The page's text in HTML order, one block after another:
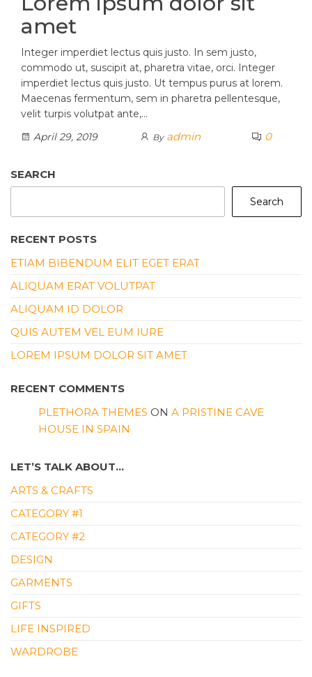
amet
Integer imperdiet lectus quis justo. In sem justo,
commodo ut, suscipit at, pharetra vitae, orci. Integer
imperdiet lectus quis justo. Ut tempus purus at lorem.
Maecenas fermentum, sem in pharetra pellentesque,
velit turpis volutpat ante,…
April 29, 2019
By admin 0
SEARCH
Search
RECENT POSTS
ETIAM BIBENDUM ELIT EGET ERAT
ALIQUAM ERAT VOLUTPAT
ALIQUAM ID DOLOR
QUIS AUTEM VEL EUM IURE
LOREM IPSUM DOLOR SIT AMET
RECENT COMMENTS
PLETHORA THEMES ON A PRISTINE CAVE
HOUSE IN SPAIN
LET’S TALK ABOUT…
ARTS & CRAFTS
CATEGORY #1
CATEGORY #2
DESIGN
GARMENTS
GIFTS
LIFE INSPIRED
WARDROBE